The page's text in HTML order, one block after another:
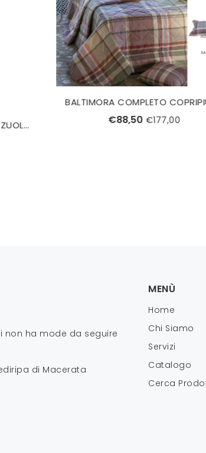
non ha mode da seguire
di Macerata
MENÙ
Home
Chi Siamo
Servizi
Catalogo
Cerca